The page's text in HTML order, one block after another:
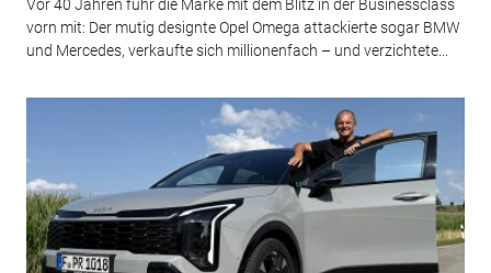
Vor 40 Jahren fuhr die Marke mit dem Blitz in der Businessclass
vorn mit: Der mutig designte Opel Omega attackierte sogar BMW
und Mercedes, verkaufte sich millionenfach – und verzichtete...